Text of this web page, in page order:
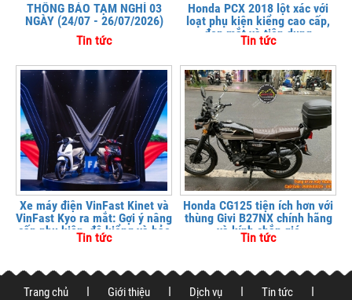
THÔNG BÁO TẠM NGHỈ 03
NGÀY (24/07 - 26/07/2026)
Tin tức
Honda PCX 2018 lột xác với
loạt phụ kiện kiểng cao cấp,
đẹp mắt và tiện dụng
Tin tức
Xe máy điện VinFast Kinet và
VinFast Kyo ra mắt: Gợi ý nâng
cấp phụ kiện, độ kiểng và bảo
vệ xe tại
Tin tức
Honda CG125 tiện ích hơn với
thùng Givi B27NX chính hãng
và kính chắn gió
Tin tức
Trang chủ Giới thiệu Dịch vụ Tin tức